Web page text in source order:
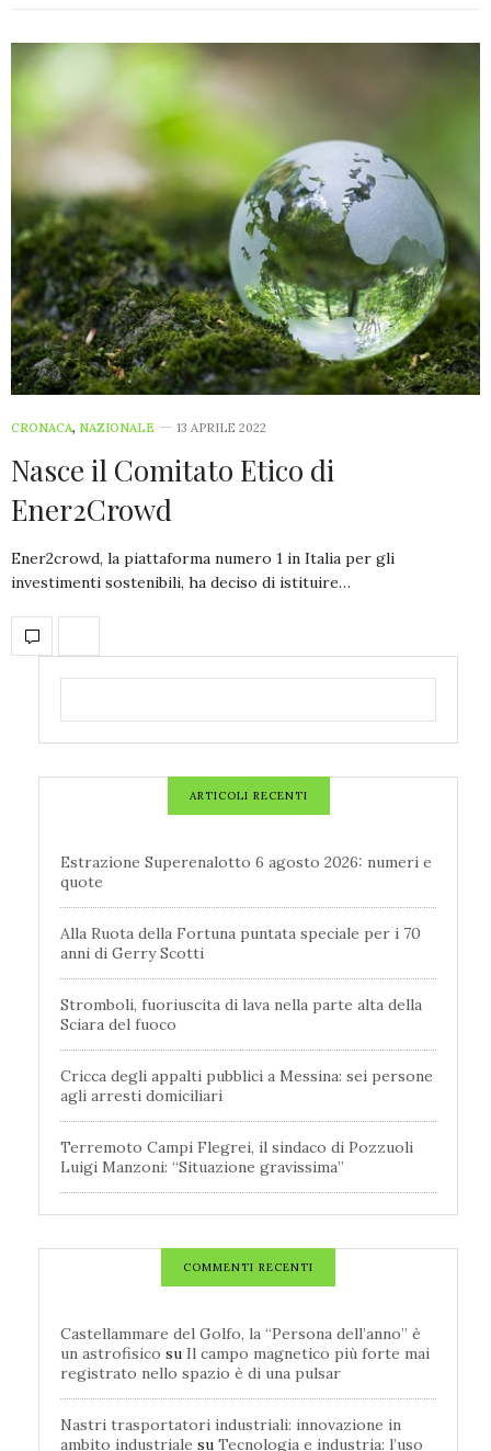
CRONACA, NAZIONALE 13 APRILE 2022
Nasce il Comitato Etico di
Ener2Crowd
Ener2crowd, la piattaforma numero 1 in Italia per gli
investimenti sostenibili, ha deciso di istituire…
ARTICOLI RECENTI
Estrazione Superenalotto 6 agosto 2026: numeri e
quote
Alla Ruota della Fortuna puntata speciale per i 70
anni di Gerry Scotti
Stromboli, fuoriuscita di lava nella parte alta della
Sciara del fuoco
Cricca degli appalti pubblici a Messina: sei persone
agli arresti domiciliari
Terremoto Campi Flegrei, il sindaco di Pozzuoli
Luigi Manzoni: “Situazione gravissima”
COMMENTI RECENTI
Castellammare del Golfo, la “Persona dell’anno” è
un astrofisico su Il campo magnetico più forte mai
registrato nello spazio è di una pulsar
Nastri trasportatori industriali: innovazione in
ambito industriale su Tecnologia e industria: l’uso